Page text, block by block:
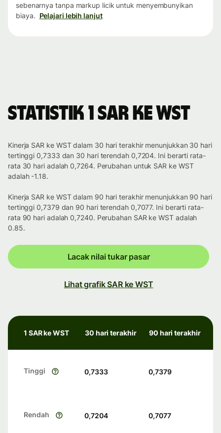
sebenarnya tanpa markup licik untuk menyembunyikan
biaya. Pelajari lebih lanjut
Statistik 1 SAR ke WST
Kinerja SAR ke WST dalam 30 hari terakhir menunjukkan 30 hari
tertinggi 0,7333 dan 30 hari terendah 0,7204. Ini berarti rata-
rata 30 hari adalah 0,7264. Perubahan untuk SAR ke WST
adalah -1.18.
Kinerja SAR ke WST dalam 90 hari terakhir menunjukkan 90 hari
tertinggi 0,7379 dan 90 hari terendah 0,7077. Ini berarti rata-
rata 90 hari adalah 0,7240. Perubahan SAR ke WST adalah
0.85.
Lacak nilai tukar pasar
Lihat grafik SAR ke WST
1 SAR ke WST 30 hari terakhir 90 hari terakhir
Tinggi 0,7333 0,7379
Rendah 0,7204 0,7077